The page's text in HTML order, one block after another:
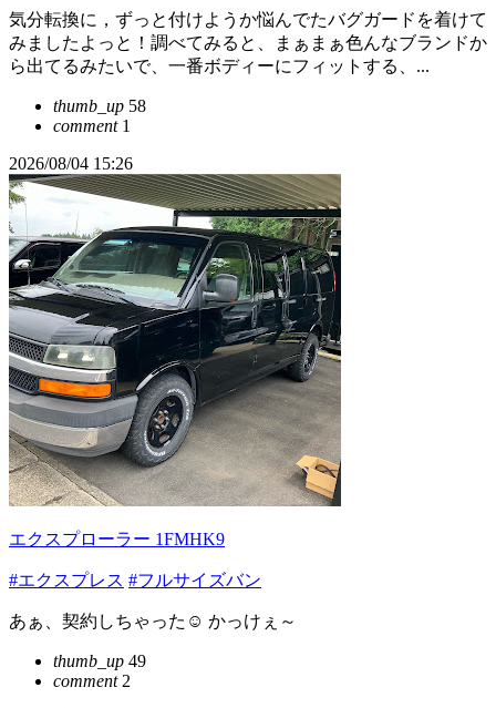
気分転換に，ずっと付けようか悩んでたバグガードを着けて
みましたよっと！調べてみると、まぁまぁ色んなブランドか
ら出てるみたいで、一番ボディーにフィットする、...
thumb_up 58
comment1
2026/08/04 15:26
エクスプローラー 1FMHK9
#エクスプレス #フルサイズバン
あぁ、契約しちゃった☺️ かっけぇ～
thumb_up 49
comment2